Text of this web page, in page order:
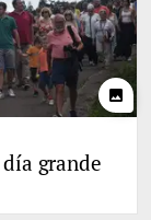
photo
grande